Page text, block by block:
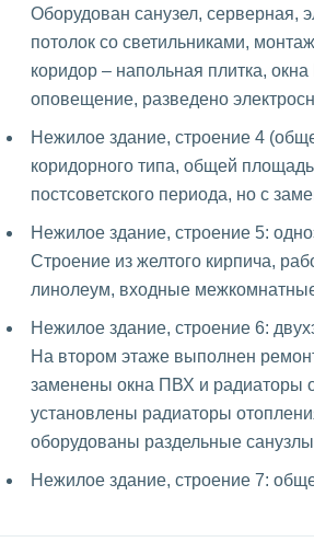
Оборудован санузел,
потолок со светильниками,
коридор – напольная плитка,
оповещение, разведено
Нежилое здание, строение 4
коридорного типа, общей
постсоветского периода, но с
Нежилое здание, строение 5:
Строение из желтого кирпича,
линолеум, входные
Нежилое здание, строение 6:
На втором этаже выполнен
заменены окна ПВХ и радиаторы
установлены радиаторы
оборудованы раздельные
Нежилое здание, строение 7: